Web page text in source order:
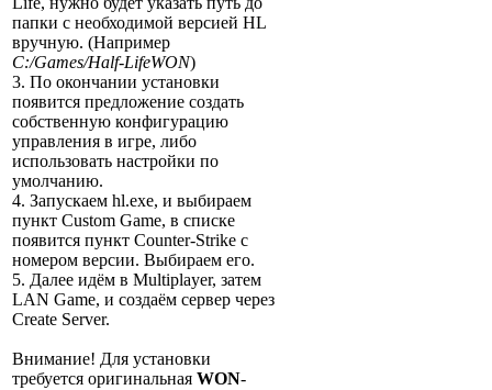
папки с необходимой версией HL
вручную. (Например
C:/Games/Half-LifeWON)
3. По окончании установки
появится предложение создать
собственную конфигурацию
управления в игре, либо
использовать настройки по
умолчанию.
4. Запускаем hl.exe, и выбираем
пункт Custom Game, в списке
появится пункт Counter-Strike с
номером версии. Выбираем его.
5. Далее идём в Multiplayer, затем
LAN Game, и создаём сервер через
Create Server.
Внимание! Для установки
требуется оригинальная WON-